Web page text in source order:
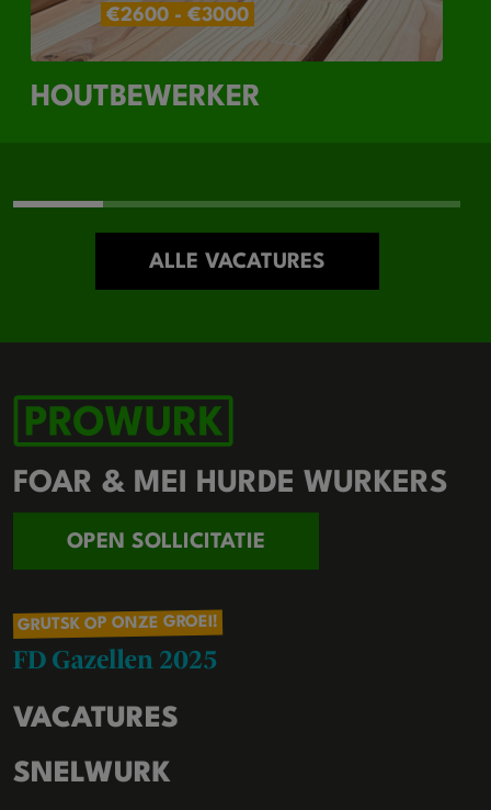
€2600 - €3000
HOUTBEWERKER
ALLE VACATURES
FOAR & MEI HURDE WURKERS
OPEN SOLLICITATIE
GRUTSK OP ONZE GROEI!
VACATURES
SNELWURK